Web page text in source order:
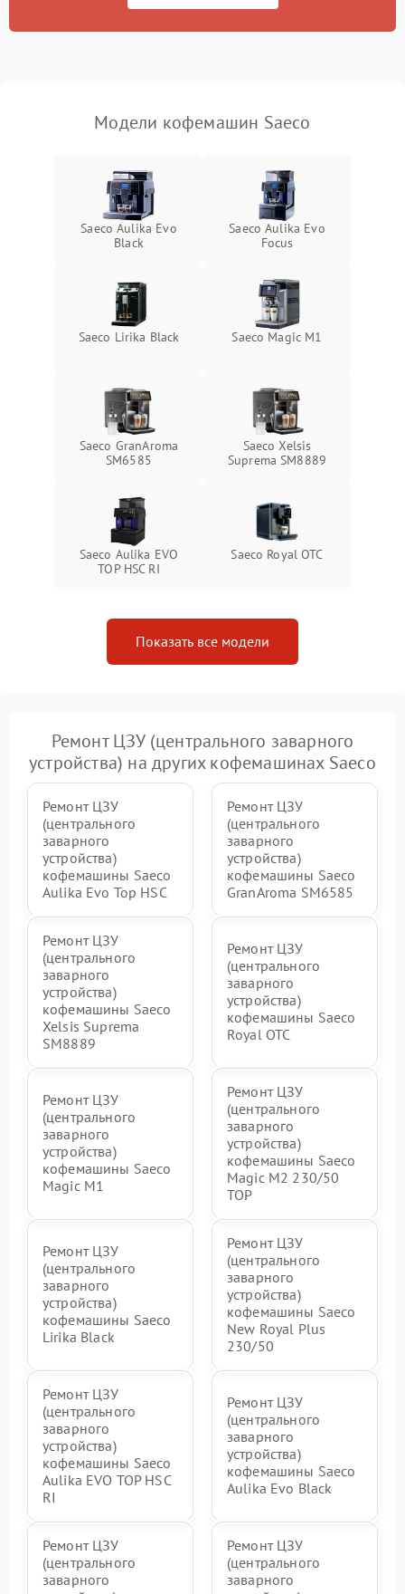
Модели кофемашин Saeco
Saeco Aulika Evo
Black
Saeco Aulika Evo
Focus
Saeco Lirika Black Saeco Magic M1
Saeco GranAroma
SM6585
Saeco Xelsis
Suprema SM8889
Saeco Aulika EVO
TOP HSC RI
Saeco Royal OTC
Показать все модели
Ремонт ЦЗУ (центрального заварного
устройства) на других кофемашинах Saeco
Ремонт ЦЗУ
(центрального
заварного
устройства)
кофемашины Saeco
Aulika Evo Top HSC
Ремонт ЦЗУ
(центрального
заварного
устройства)
кофемашины Saeco
GranAroma SM6585
Ремонт ЦЗУ
(центрального
заварного
устройства)
кофемашины Saeco
Xelsis Suprema
SM8889
Ремонт ЦЗУ
(центрального
заварного
устройства)
кофемашины Saeco
Royal OTC
Ремонт ЦЗУ
(центрального
заварного
устройства)
кофемашины Saeco
Magic M1
Ремонт ЦЗУ
(центрального
заварного
устройства)
кофемашины Saeco
Magic M2 230/50
TOP
Ремонт ЦЗУ
(центрального
заварного
устройства)
кофемашины Saeco
Lirika Black
Ремонт ЦЗУ
(центрального
заварного
устройства)
кофемашины Saeco
New Royal Plus
230/50
Ремонт ЦЗУ
(центрального
заварного
устройства)
кофемашины Saeco
Aulika EVO TOP HSC
RI
Ремонт ЦЗУ
(центрального
заварного
устройства)
кофемашины Saeco
Aulika Evo Black
Ремонт ЦЗУ
(центрального
заварного
Ремонт ЦЗУ
(центрального
заварного